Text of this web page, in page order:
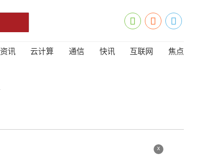
资讯 云计算 通信 快讯 互联网 焦点
x